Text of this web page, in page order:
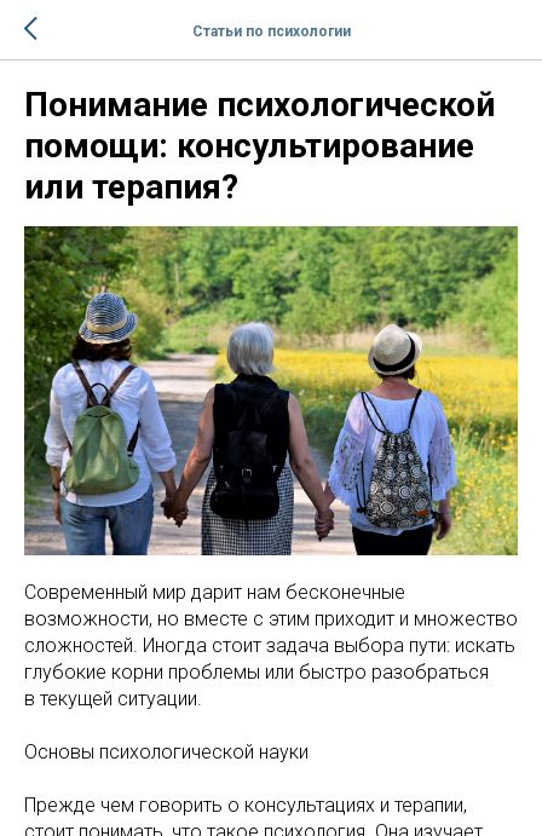
Статьи по психологии
Понимание психологической
помощи: консультирование
или терапия?
Современный мир дарит нам бесконечные
возможности, но вместе с этим приходит и множество
сложностей. Иногда стоит задача выбора пути: искать
глубокие корни проблемы или быстро разобраться
в текущей ситуации.
Основы психологической науки
Прежде чем говорить о консультациях и терапии,